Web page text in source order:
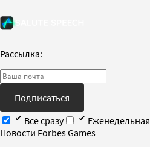
Рассылка:
Подписаться
Все сразу
Еженедельная
Новости Forbes Games